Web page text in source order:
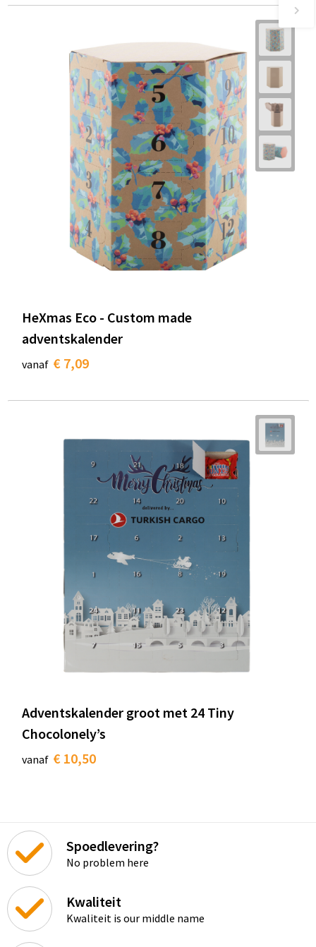
HeXmas Eco - Custom made
adventskalender
vanaf € 7,09
Adventskalender groot met 24 Tiny
Chocolonely’s
vanaf € 10,50
Spoedlevering?
No problem here
Kwaliteit
Kwaliteit is our middle name